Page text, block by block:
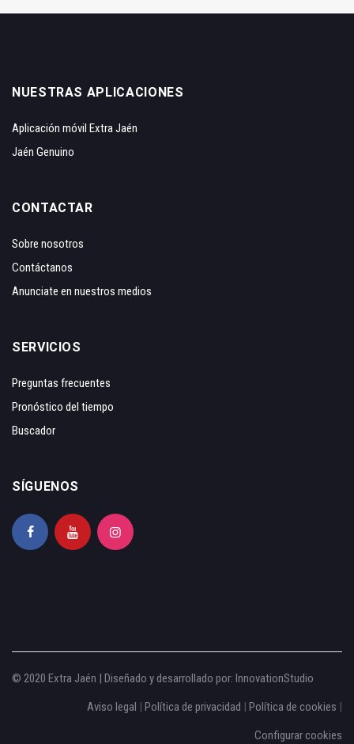
NUESTRAS APLICACIONES
Aplicación móvil Extra Jaén
Jaén Genuino
CONTACTAR
Sobre nosotros
Contáctanos
Anunciate en nuestros medios
SERVICIOS
Preguntas frecuentes
Pronóstico del tiempo
Buscador
SÍGUENOS
© 2020 Extra Jaén | Diseñado y desarrollado por: InnovationStudio
Aviso legal
Política de privacidad Política de cookies
Configurar cookies